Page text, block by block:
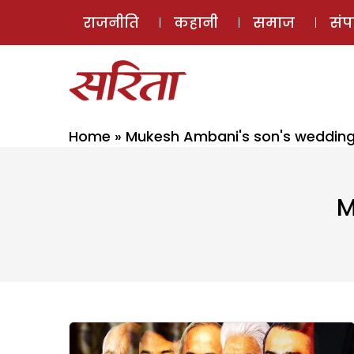
राजनीति कहानी समाज
Home » Mukesh Ambani's son's